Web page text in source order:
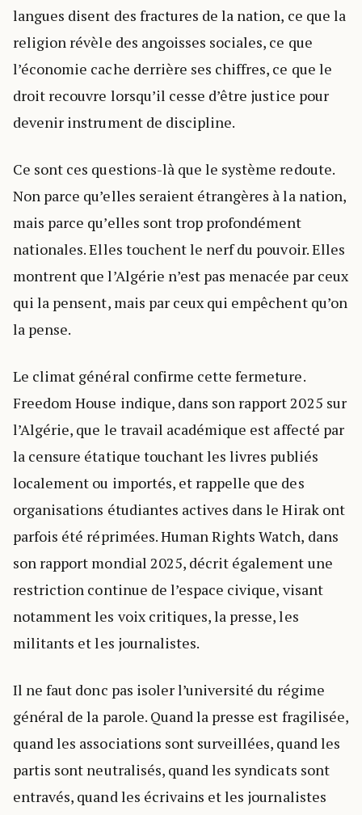
langues disent des fractures de la nation, ce que la
religion révèle des angoisses sociales, ce que
l’économie cache derrière ses chiffres, ce que le
droit recouvre lorsqu’il cesse d’être justice pour
devenir instrument de discipline.
Ce sont ces questions-là que le système redoute.
Non parce qu’elles seraient étrangères à la nation,
mais parce qu’elles sont trop profondément
nationales. Elles touchent le nerf du pouvoir. Elles
montrent que l’Algérie n’est pas menacée par ceux
qui la pensent, mais par ceux qui empêchent qu’on
la pense.
Le climat général confirme cette fermeture.
Freedom House indique, dans son rapport 2025 sur
l’Algérie, que le travail académique est affecté par
la censure étatique touchant les livres publiés
localement ou importés, et rappelle que des
organisations étudiantes actives dans le Hirak ont
parfois été réprimées. Human Rights Watch, dans
son rapport mondial 2025, décrit également une
restriction continue de l’espace civique, visant
notamment les voix critiques, la presse, les
militants et les journalistes.
Il ne faut donc pas isoler l’université du régime
général de la parole. Quand la presse est fragilisée,
quand les associations sont surveillées, quand les
partis sont neutralisés, quand les syndicats sont
entravés, quand les écrivains et les journalistes